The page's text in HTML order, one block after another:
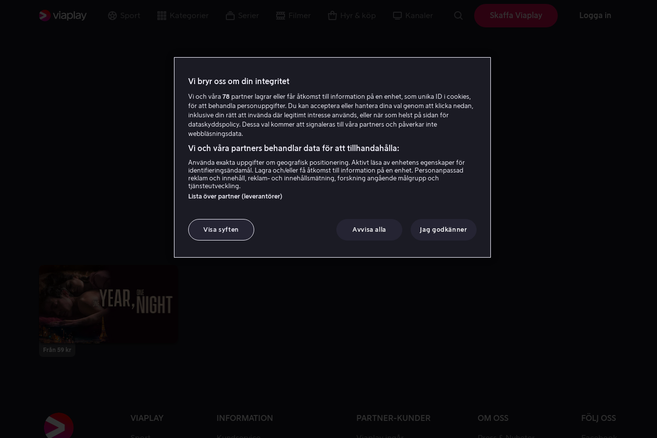
Sport Kategorier Serier Filmer Hyr & köp Kanaler Skaffa Viaplay Logga in
I L
Isaki Lacuesta
Från 59 kr
VIAPLAY INFORMATION PARTNER-KUNDER OM OSS FÖLJ OSS
Vi bryr oss om din integritet
Vi och våra 78 partner lagrar eller får åtkomst till information på en enhet, som unika ID i cookies,
för att behandla personuppgifter. Du kan acceptera eller hantera dina val genom att klicka nedan,
inklusive din rätt att invända där legitimt intresse används, eller när som helst på sidan för
dataskyddspolicy. Dessa val kommer att signaleras till våra partners och påverkar inte
webbläsningsdata.
Vi och våra partners behandlar data för att tillhandahålla:
Använda exakta uppgifter om geografisk positionering. Aktivt läsa av enhetens egenskaper för
identifieringsändamål. Lagra och/eller få åtkomst till information på en enhet. Personanpassad
reklam och innehåll, reklam- och innehållsmätning, forskning angående målgrupp och
tjänsteutveckling.
Lista över partner (leverantörer)
Visa syften Avvisa alla Jag godkänner